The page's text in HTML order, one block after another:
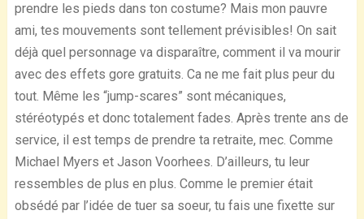
prendre les pieds dans ton costume? Mais mon pauvre
ami, tes mouvements sont tellement prévisibles! On sait
déjà quel personnage va disparaître, comment il va mourir
avec des effets gore gratuits. Ca ne me fait plus peur du
tout. Même les “jump-scares” sont mécaniques,
stéréotypés et donc totalement fades. Après trente ans de
service, il est temps de prendre ta retraite, mec. Comme
Michael Myers et Jason Voorhees. D’ailleurs, tu leur
ressembles de plus en plus. Comme le premier était
obsédé par l’idée de tuer sa soeur, tu fais une fixette sur